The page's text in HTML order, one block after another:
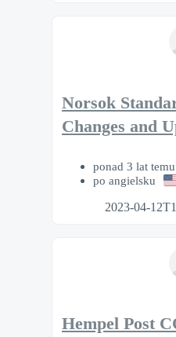
Norsok
Changes and
ponad 3 lat temu
po angielsku
2023-04-
Hempel Post